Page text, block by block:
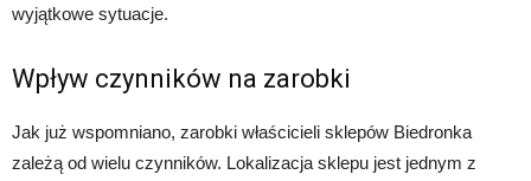
wyjątkowe sytuacje.
Wpływ czynników na zarobki
Jak już wspomniano, zarobki właścicieli sklepów Biedronka
zależą od wielu czynników. Lokalizacja sklepu jest jednym z